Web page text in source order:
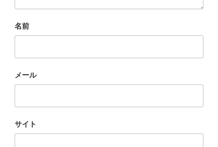
名前
メール
サイト